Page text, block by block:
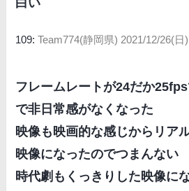
白い
109:Team774(静岡県) 2021/12/26(日
フレームレートが24だか
で非日常感がなくなった
映像も映画的な感じからリア
映像になったのでつまんない
時代劇もくっきりした映像に